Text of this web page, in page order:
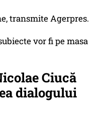
transmite Agerpres.
vor fi pe masa
Ciucă
dialogului